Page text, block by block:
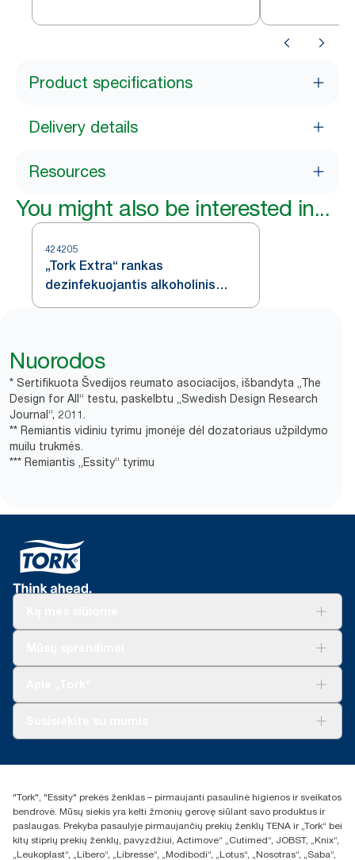
Product specifications
Delivery details
Resources
You might also be interested in...
424205
„Tork Extra“ rankas
dezinfekuojantis alkoholinis
gelis
Nuorodos
* Sertifikuota Švedijos reumato asociacijos, išbandyta „The
Design for All“ testu, paskelbtu „Swedish Design Research
Journal“, 2011.
** Remiantis vidiniu tyrimu įmonėje dėl dozatoriaus užpildymo
muilu trukmės.
*** Remiantis „Essity“ tyrimu
+370 5 268 3455
UAB Essity Lithuania
Naugarduko g. 98
LT-03160 Vilnius, Lietuva
"Tork", "Essity" prekės ženklas – pirmaujanti pasaulinė higienos ir sveikatos
bendrovė. Mūsų siekis yra kelti žmonių gerovę siūlant savo produktus ir
paslaugas. Prekyba pasaulyje pirmaujančių prekių ženklų TENA ir „Tork“ bei
kitų stiprių prekių ženklų, pavyzdžiui, Actimove“ „Cutimed“, JOBST, „Knix“,
„Leukoplast“, „Libero“, „Libresse“, „Modibodi“, „Lotus“, „Nosotras“, „Saba“,